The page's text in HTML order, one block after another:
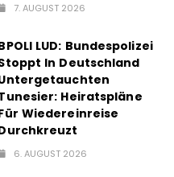
7. AUGUST 2026
LUD: Bundespolizei
In Deutschland
Heiratspläne
Wiedereinreise
6. AUGUST 2026